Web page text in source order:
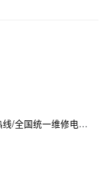
统一维修电话是多少